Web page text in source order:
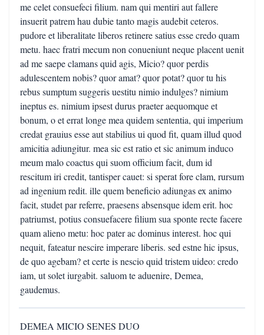
me celet consuefeci filium. nam qui mentiri aut fallere
insuerit patrem hau dubie tanto magis audebit ceteros.
pudore et liberalitate liberos retinere satius esse credo quam
metu. haec fratri mecum non conueniunt neque placent uenit
ad me saepe clamans quid agis, Micio? quor perdis
adulescentem nobis? quor amat? quor potat? quor tu his
rebus sumptum suggeris uestitu nimio indulges? nimium
ineptus es. nimium ipsest durus praeter aequomque et
bonum, o et errat longe mea quidem sententia, qui imperium
credat grauius esse aut stabilius ui quod fit, quam illud quod
amicitia adiungitur. mea sic est ratio et sic animum induco
meum malo coactus qui suom officium facit, dum id
rescitum iri credit, tantisper cauet: si sperat fore clam, rursum
ad ingenium redit. ille quem beneficio adiungas ex animo
facit, studet par referre, praesens absensque idem erit. hoc
patriumst, potius consuefacere filium sua sponte recte facere
quam alieno metu: hoc pater ac dominus interest. hoc qui
nequit, fateatur nescire imperare liberis. sed estne hic ipsus,
de quo agebam? et certe is nescio quid tristem uideo: credo
iam, ut solet iurgabit. saluom te aduenire, Demea,
gaudemus.
DEMEA MICIO SENES DUO